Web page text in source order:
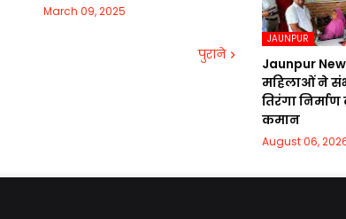
March 09, 2025
पुराने
JAUNPUR
Jaunpur
महिलाओं ने
तिरंगा निर्माण
कमान
August 06,